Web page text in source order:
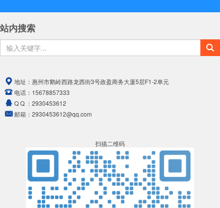
站内搜索
地址： 惠州市鹅岭西路龙西街3号政盈商务大厦5层F1-2单元
电话： 15678857333
Q Q ： 2930453612
邮箱： 2930453612@qq.com
扫描二维码